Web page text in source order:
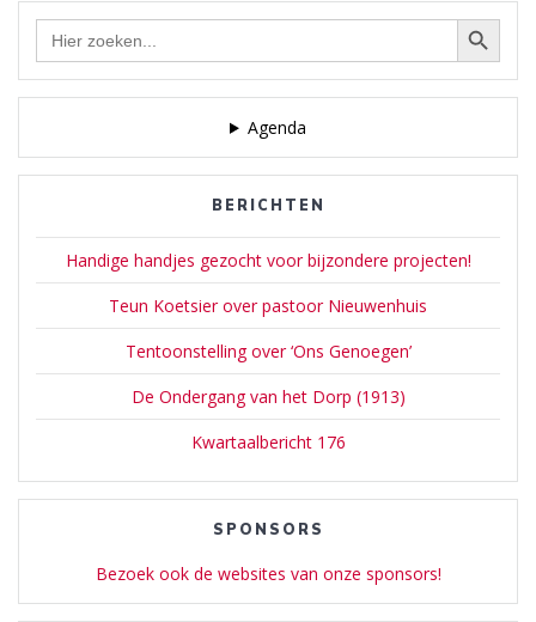
Zoek Zoekknop
Agenda
BERICHTEN
Handige handjes gezocht voor bijzondere projecten!
Teun Koetsier over pastoor Nieuwenhuis
Tentoonstelling over ‘Ons Genoegen’
De Ondergang van het Dorp (1913)
Kwartaalbericht 176
SPONSORS
Bezoek ook de websites van onze sponsors!